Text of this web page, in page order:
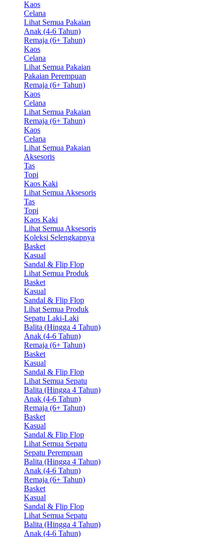
Kaos
Celana
Lihat Semua Pakaian
Anak (4-6 Tahun)
Remaja (6+ Tahun)
Kaos
Celana
Lihat Semua Pakaian
Pakaian Perempuan
Remaja (6+ Tahun)
Kaos
Celana
Lihat Semua Pakaian
Remaja (6+ Tahun)
Kaos
Celana
Lihat Semua Pakaian
Aksesoris
Tas
Topi
Kaos Kaki
Lihat Semua Aksesoris
Tas
Topi
Kaos Kaki
Lihat Semua Aksesoris
Koleksi Selengkapnya
Basket
Kasual
Sandal & Flip Flop
Lihat Semua Produk
Basket
Kasual
Sandal & Flip Flop
Lihat Semua Produk
Sepatu Laki-Laki
Balita (Hingga 4 Tahun)
Anak (4-6 Tahun)
Remaja (6+ Tahun)
Basket
Kasual
Sandal & Flip Flop
Lihat Semua Sepatu
Balita (Hingga 4 Tahun)
Anak (4-6 Tahun)
Remaja (6+ Tahun)
Basket
Kasual
Sandal & Flip Flop
Lihat Semua Sepatu
Sepatu Perempuan
Balita (Hingga 4 Tahun)
Anak (4-6 Tahun)
Remaja (6+ Tahun)
Basket
Kasual
Sandal & Flip Flop
Lihat Semua Sepatu
Balita (Hingga 4 Tahun)
Anak (4-6 Tahun)